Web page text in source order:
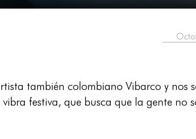
también colombiano Vibarco y nos
festiva, que busca que la gente no